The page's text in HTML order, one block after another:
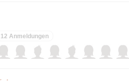
12 Anmeldungen